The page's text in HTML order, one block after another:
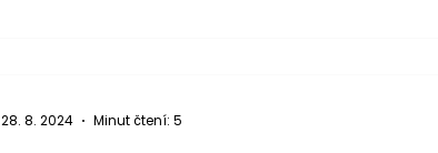
28. 8. 2024 Minut čtení: 5